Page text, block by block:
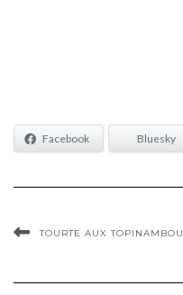
Facebook Bluesky
TOURTE AUX